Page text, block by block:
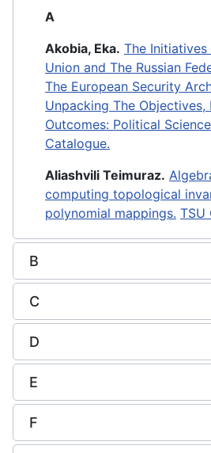
A
Akobia, Eka. The
Union and The Russian
The European Security
Unpacking The Objectives,
Outcomes: Political
Catalogue.
Aliashvili Teimuraz.
computing topological
polynomial mappings. TSU
B
C
D
E
F